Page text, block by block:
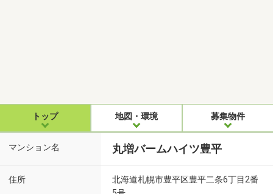
トップ 地図・環境 募集物件
マンション名 丸増バームハイツ豊平
住所
北海道札幌市豊平区豊平二条6丁目2番